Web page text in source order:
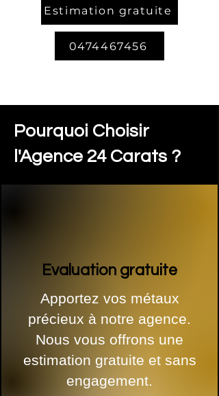
Estimation gratuite
0474467456
Pourquoi Choisir
l'Agence 24 Carats ?
Evaluation gratuite
Apportez vos métaux
précieux à notre agence.
Nous vous offrons une
estimation gratuite et sans
engagement.